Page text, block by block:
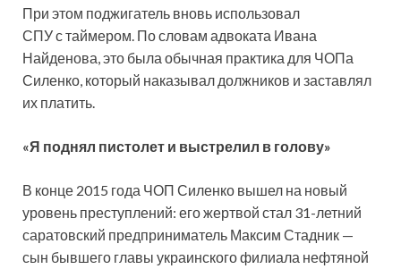
При этом поджигатель вновь использовал
СПУ с таймером. По словам адвоката Ивана
Найденова, это была обычная практика для ЧОПа
Силенко, который наказывал должников и заставлял
их платить.
«Я поднял пистолет и выстрелил в голову»
В конце 2015 года ЧОП Силенко вышел на новый
уровень преступлений: его жертвой стал 31-летний
саратовский предприниматель Максим Стадник —
сын бывшего главы украинского филиала нефтяной